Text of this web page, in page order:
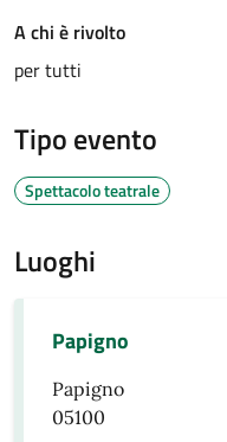
A chi è rivolto
per tutti
Tipo evento
Spettacolo teatrale
Luoghi
Papigno
Papigno
05100